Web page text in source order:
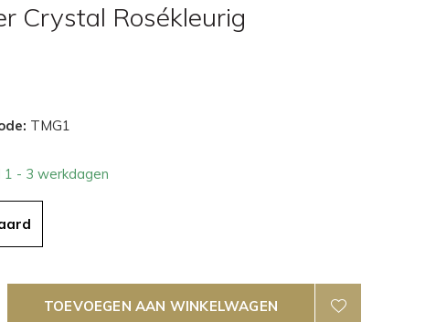
Crystal Rosékleurig
TMG1
- 3 werkdagen
TOEVOEGEN AAN WINKELWAGEN